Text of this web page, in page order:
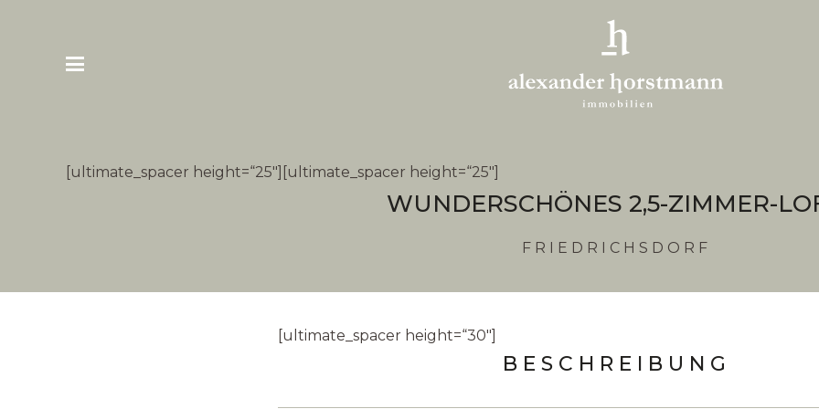
[ultimate_spacer height=“25″][ultimate_spacer height=“25″]
WUNDERSCHÖNES 2,5-ZIMMER-
F R I E D R I C H S D O R F
[ultimate_spacer height=“30″]
B E S C H R E I B U N G